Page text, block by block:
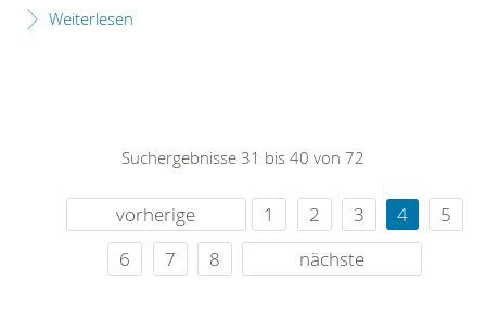
Weiterlesen
Suchergebnisse 31 bis 40 von 72
vorherige 1 2 3 4
5
6
7 8 nächste